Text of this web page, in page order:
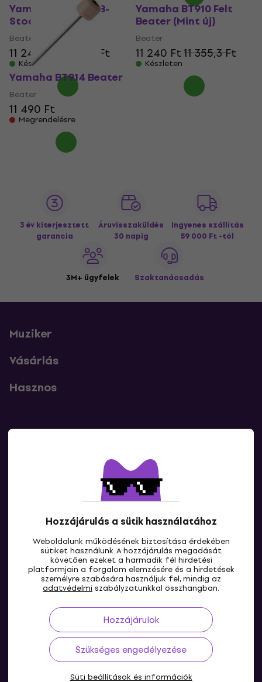
Hozzájárulás a sütik használatához
Weboldalunk működésének biztosítása érdekében
sütiket használunk. A hozzájárulás megadását
követően ezeket a harmadik fél hirdetési
platformjain a forgalom elemzésére és a hirdetések
személyre szabására használjuk fel, mindig az
adatvédelmi szabályzatunkkal összhangban.
Hozzájárulok
Szükséges engedélyezése
Süti beállítások és információk
Yamaha 832574 (B-
Stock) #832574
Beater
11 240 Ft 11 355,3 Ft
Készleten
Yamaha BT910 Felt
Beater (Mint új)
Beater
11 240 Ft11 355,3 Ft
Készleten
Yamaha BT914 Beater
Beater
11 490 Ft
Megrendelésre
3 év kiterjesztett
garancia
Áruvisszaküldés
30 napig
Ingyenes szállítás
59 000 Ft -tól
3M+ ügyfelek Szaktanácsadás
Muziker
Vásárlás
Hasznos
Lépj kapcsolatba velünk
HU